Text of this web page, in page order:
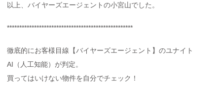
以上、バイヤーズエージェントの小宮山でした。
***************************************************
徹底的にお客様目線【バイヤーズエージェント】のユナイト
AI（人工知能）が判定。
買ってはいけない物件を自分でチェック！